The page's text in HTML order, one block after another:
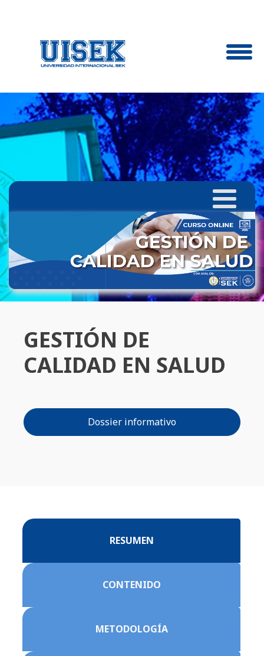
GESTIÓN DE
CALIDAD EN SALUD
Dossier informativo
RESUMEN
CONTENIDO
METODOLOGÍA